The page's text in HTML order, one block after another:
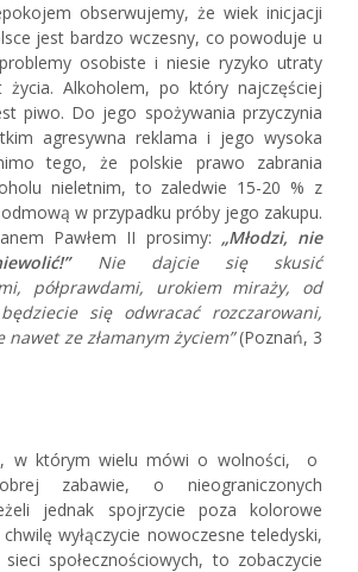
obserwujemy, że wiek inicjacji
jest bardzo wczesny, co powoduje u
osobiste i niesie ryzyko utraty
życia. Alkoholem, po który najczęściej
piwo. Do jego spożywania przyczynia
agresywna reklama i jego wysoka
tego, że polskie prawo zabrania
nieletnim, to zaledwie 15-20 % z
w przypadku próby jego zakupu.
Pawłem II prosimy: „Młodzi, nie
Nie dajcie się skusić
półprawdami, urokiem miraży, od
się odwracać rozczarowani,
ze złamanym życiem”(Poznań, 3
w którym wielu mówi o wolności, o
zabawie, o nieograniczonych
jednak spojrzycie poza kolorowe
wyłączycie nowoczesne teledyski,
społecznościowych, to zobaczycie